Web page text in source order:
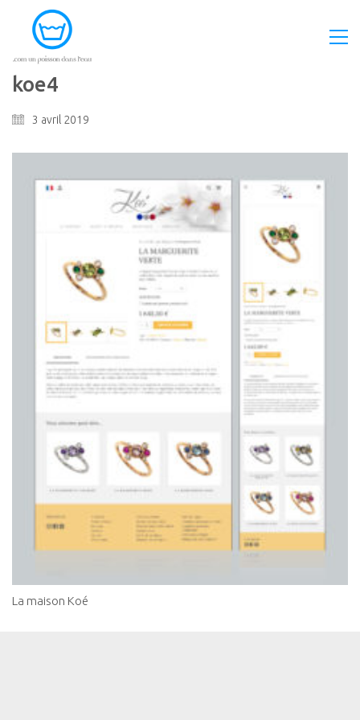
koe4
3 avril 2019
La maison Koé